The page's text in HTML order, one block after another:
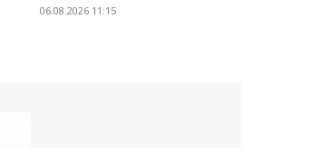
06.08.2026 11:15